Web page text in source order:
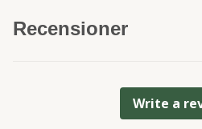
Recensioner
Write a